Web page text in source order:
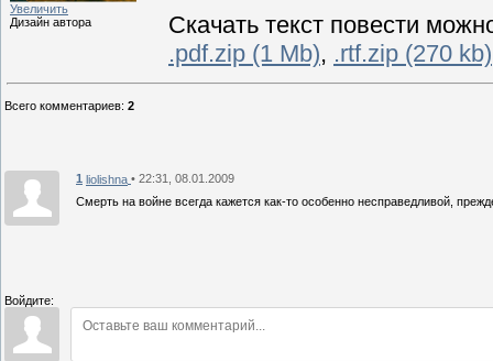
Увеличить
Дизайн автора
Скачать текст повести
.pdf.zip (1 Mb), .rtf.zip (270 kb)
Всего комментариев: 2
1 liolishna • 22:31, 08.01.2009
Смерть на войне всегда кажется как-то особенно несправедливой,
Войдите: